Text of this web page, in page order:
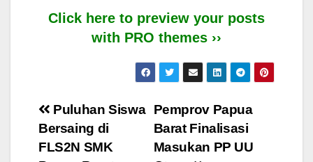
Click here to preview your posts
with PRO themes ››
Post
navigation
Pemprov Papua
Barat Finalisasi
Masukan PP UU
Puluhan Siswa
Bersaing di
FLS2N SMK